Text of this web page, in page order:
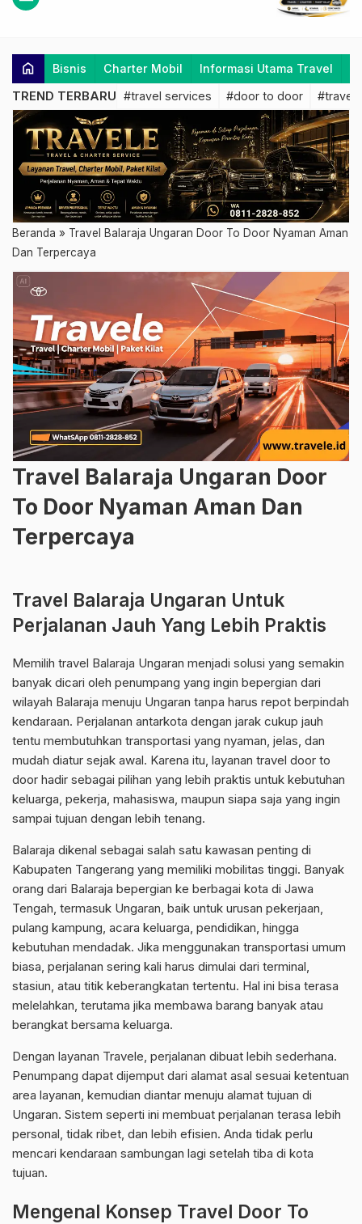
home Bisnis Charter Mobil Informasi Utama Travel
TREND TERBARU #travel services #door to door #travel
Beranda » Travel Balaraja Ungaran Door To Door Nyaman Aman
Dan Terpercaya
Travel Balaraja Ungaran Door
To Door Nyaman Aman Dan
Terpercaya
Travel Balaraja Ungaran Untuk
Perjalanan Jauh Yang Lebih Praktis
Memilih travel Balaraja Ungaran menjadi solusi yang semakin
banyak dicari oleh penumpang yang ingin bepergian dari
wilayah Balaraja menuju Ungaran tanpa harus repot berpindah
kendaraan. Perjalanan antarkota dengan jarak cukup jauh
tentu membutuhkan transportasi yang nyaman, jelas, dan
mudah diatur sejak awal. Karena itu, layanan travel door to
door hadir sebagai pilihan yang lebih praktis untuk kebutuhan
keluarga, pekerja, mahasiswa, maupun siapa saja yang ingin
sampai tujuan dengan lebih tenang.
Balaraja dikenal sebagai salah satu kawasan penting di
Kabupaten Tangerang yang memiliki mobilitas tinggi. Banyak
orang dari Balaraja bepergian ke berbagai kota di Jawa
Tengah, termasuk Ungaran, baik untuk urusan pekerjaan,
pulang kampung, acara keluarga, pendidikan, hingga
kebutuhan mendadak. Jika menggunakan transportasi umum
biasa, perjalanan sering kali harus dimulai dari terminal,
stasiun, atau titik keberangkatan tertentu. Hal ini bisa terasa
melelahkan, terutama jika membawa barang banyak atau
berangkat bersama keluarga.
Dengan layanan Travele, perjalanan dibuat lebih sederhana.
Penumpang dapat dijemput dari alamat asal sesuai ketentuan
area layanan, kemudian diantar menuju alamat tujuan di
Ungaran. Sistem seperti ini membuat perjalanan terasa lebih
personal, tidak ribet, dan lebih efisien. Anda tidak perlu
mencari kendaraan sambungan lagi setelah tiba di kota
tujuan.
Mengenal Konsep Travel Door To